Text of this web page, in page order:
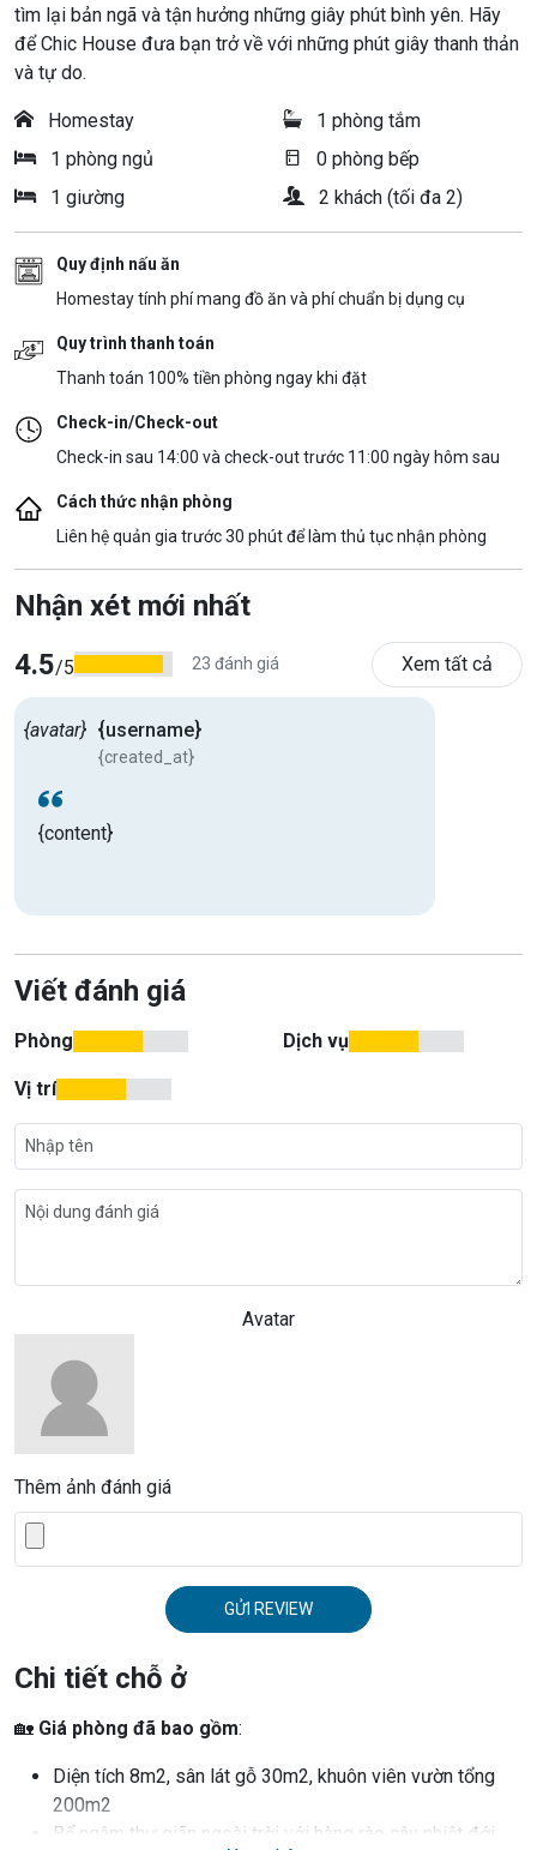
tìm lại bản ngã và tận hưởng những giây phút bình yên. Hãy
để Chic House đưa bạn trở về với những phút giây thanh thản
và tự do.
Homestay
1 phòng tắm
1 phòng ngủ
0 phòng bếp
1 giường
2 khách (tối đa 2)
Quy định nấu ăn
Homestay tính phí mang đồ ăn và phí chuẩn bị dụng cụ
Quy trình thanh toán
Thanh toán 100% tiền phòng ngay khi đặt
Check-in/Check-out
Check-in sau 14:00 và check-out trước 11:00 ngày hôm sau
Cách thức nhận phòng
Liên hệ quản gia trước 30 phút để làm thủ tục nhận phòng
Nhận xét mới nhất
4.5/5 23 đánh giá Xem tất cả
{avatar} {username}
{created_at}
{content}
Viết đánh giá
Phòng Dịch vụ
Vị trí
Avatar
Thêm ảnh đánh giá
GỬI REVIEW
Chi tiết chỗ ở
🏡 Giá phòng đã bao gồm:
Diện tích 8m2, sân lát gỗ 30m2, khuôn viên vườn tổng
200m2
Bể ngâm thư giãn ngoài trời với hàng rào cây nhiệt đới